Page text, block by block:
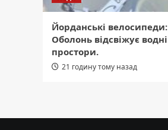
Йорданські велосипеди:
Оболонь відсвіжує водні
простори.
21 годину тому назад